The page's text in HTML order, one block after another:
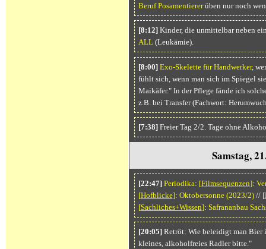
Beruf Posamentiererüben nur noch
[8:12]Kinder, die unmittelbar neben
ALL (Leukämie).
[8:00] Exo-Skelette für Handwerker,
fühlt sich, wenn man sich im Spiegel
Maikäfer." In der Pflege fände ich
z.B. bei Transfer (Fachwort:
[7:38]Freier Tag 2/2. Tage ohne
Samstag,
[22:47] Periodika: [Filmsequenzen]:
[Hofblicke]: Oktobersonne (2023/2)// [
[Sachliches+Wissen]: Safrananbau
[20:05]Retröt: Wie beleidigt man Bier
kleines, alkoholfreies Radler bitte."